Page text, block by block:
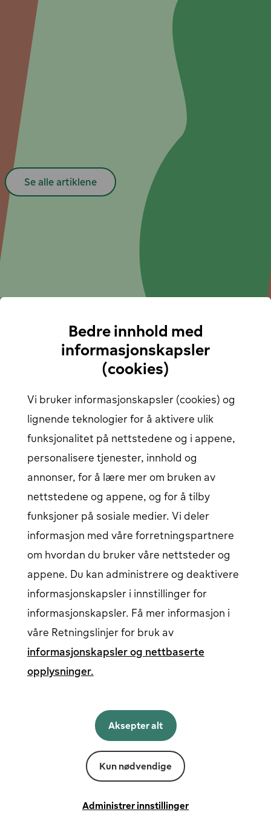
Spørsmål og merknader
Eventuelle spørsmål og merknader angående denne juridiske
merknaden eller vilkårene og betingelsene heri skal rettes til Fortum
Corporation, Legal Affairs, PL 100, 00048 FORTUM, attn. Anni
Savelius; tlf. +358 10 4511
Topp
Populære artikler
Se alle artiklene
Oppdag en helt ny frihet: Sømløs elbilreise med vår nye
Ja takk, til enklere hurtig­lading!
Integrasjon med MER gir deg tilgang til 4 500 nye
Høsten med elbil – på vei til fjellet eller hytta?
Kom i gang
Finn alle ladestasjoner
Brukerstøtte
Hjelpesenter
Artikler
Vårt ladenettverk
Logg inn
Innlogging for elbil-sjåfør
Åpnes i et nytt vindu
Bedriftspålogging
Åpnes i et nytt vindu
Følg oss på sosiale medier
Vilkår og betingelser
Personvern og informasjonskapsler
Bedre innhold med
informasjonskapsler
(cookies)
Vi bruker informasjonskapsler (cookies) og
lignende teknologier for å aktivere ulik
funksjonalitet på nettstedene og i appene,
personalisere tjenester, innhold og
annonser, for å lære mer om bruken av
nettstedene og appene, og for å tilby
funksjoner på sosiale medier. Vi deler
informasjon med våre forretningspartnere
om hvordan du bruker våre nettsteder og
appene. Du kan administrere og deaktivere
informasjonskapsler i innstillinger for
informasjonskapsler. Få mer informasjon i
våre Retningslinjer for bruk av
informasjonskapsler og nettbaserte
opplysninger.
Kun nødvendige
Aksepter alt
Administrer innstillinger